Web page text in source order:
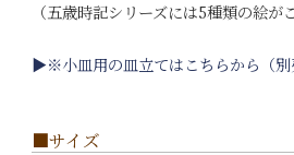
（五歳時記シリーズには5種類の絵が
▶※小皿用の皿立てはこちらから（別
■サイズ